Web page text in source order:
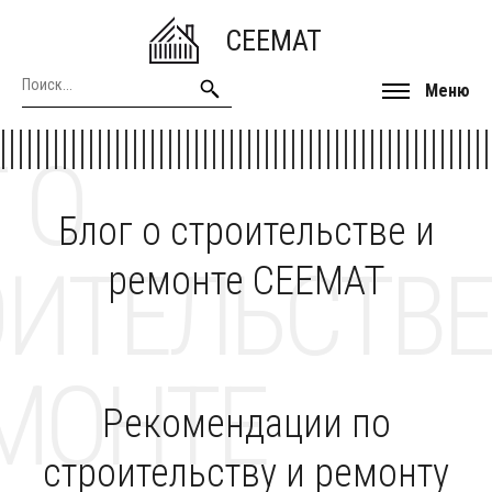
CEEMAT
Меню
Блог о строительстве и
ремонте CEEMAT
О
Рекомендации по
строительству и ремонту